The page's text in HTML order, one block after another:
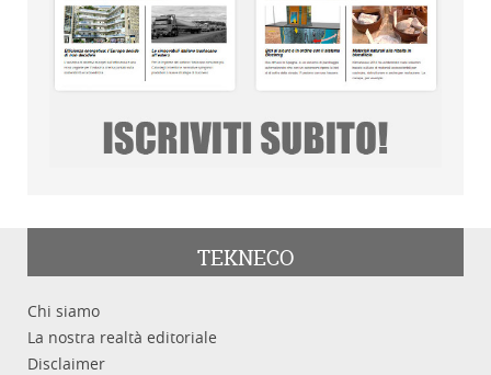
TEKNECO
Chi siamo
La nostra realtà editoriale
Disclaimer